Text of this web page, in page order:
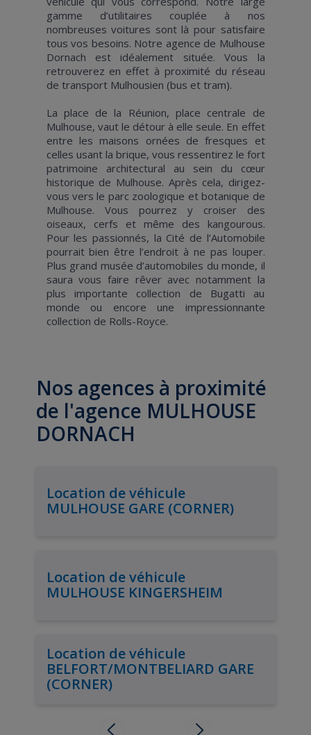
gamme d’utilitaires couplée à nos
nombreuses voitures sont là pour satisfaire
tous vos besoins. Notre agence de Mulhouse
Dornach est idéalement située. Vous la
retrouverez en effet à proximité du réseau
de transport Mulhousien (bus et tram).
La place de la Réunion, place centrale de
Mulhouse, vaut le détour à elle seule. En effet
entre les maisons ornées de fresques et
celles usant la brique, vous ressentirez le fort
patrimoine architectural au sein du cœur
historique de Mulhouse. Après cela, dirigez-
vous vers le parc zoologique et botanique de
Mulhouse. Vous pourrez y croiser des
oiseaux, cerfs et même des kangourous.
Pour les passionnés, la Cité de l’Automobile
pourrait bien être l’endroit à ne pas louper.
Plus grand musée d’automobiles du monde, il
saura vous faire rêver avec notamment la
plus importante collection de Bugatti au
monde ou encore une impressionnante
collection de Rolls-Royce.
Nos agences à proximité
de l'agence MULHOUSE
DORNACH
Location de véhicule
MULHOUSE GARE (CORNER)
Location de véhicule
MULHOUSE KINGERSHEIM
Location de véhicule
BELFORT/MONTBELIARD GARE
(CORNER)